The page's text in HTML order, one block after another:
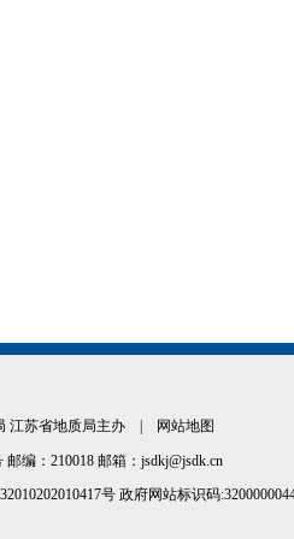
江苏省地质局主办 | 网站地图
编：210018 邮箱：jsdkj@jsdk.cn
号政府网站标识码